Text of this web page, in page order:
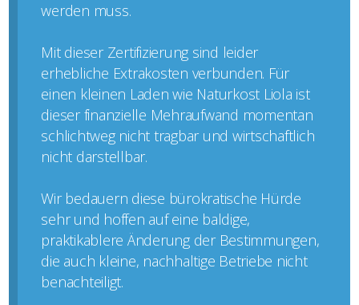
werden muss.
Mit dieser Zertifizierung sind leider
erhebliche Extrakosten verbunden. Für
einen kleinen Laden wie Naturkost Liola ist
dieser finanzielle Mehraufwand momentan
schlichtweg nicht tragbar und wirtschaftlich
nicht darstellbar.
Wir bedauern diese bürokratische Hürde
sehr und hoffen auf eine baldige,
praktikablere Änderung der Bestimmungen,
die auch kleine, nachhaltige Betriebe nicht
benachteiligt.